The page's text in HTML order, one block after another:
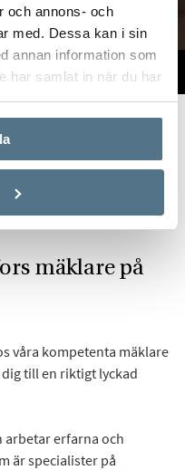
och annons- och
med. Dessa kan i sin
annan information som
har samlat in när du har
Limhamn
mäklare på
våra kompetenta mäklare
till en riktigt lyckad
arbetar erfarna och
är specialister på